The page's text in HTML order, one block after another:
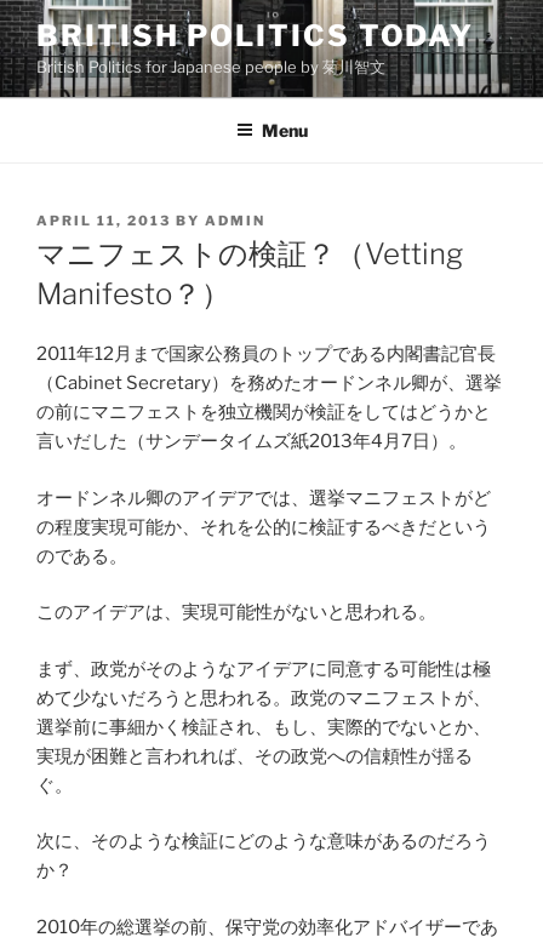
Skip
to
content
BRITISH POLITICS TODAY
British Politics for Japanese people by 菊川智文
Menu
POSTED
APRIL 11, 2013 BY ADMIN
マニフェストの検証？（Vetting
Manifesto？）
2011年12月まで国家公務員のトップである内閣書記官長
（Cabinet Secretary）を務めたオードンネル卿が、選挙
の前にマニフェストを独立機関が検証をしてはどうかと
言いだした（サンデータイムズ紙2013年4月7日）。
オードンネル卿のアイデアでは、選挙マニフェストがど
の程度実現可能か、それを公的に検証するべきだという
のである。
このアイデアは、実現可能性がないと思われる。
まず、政党がそのようなアイデアに同意する可能性は極
めて少ないだろうと思われる。政党のマニフェストが、
選挙前に事細かく検証され、もし、実際的でないとか、
実現が困難と言われれば、その政党への信頼性が揺る
ぐ。
次に、そのような検証にどのような意味があるのだろう
か？
2010年の総選挙の前、保守党の効率化アドバイザーであ